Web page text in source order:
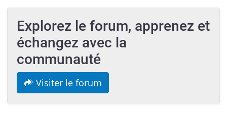
Explorez le forum, apprenez et
échangez avec la
communauté
Visiter le forum